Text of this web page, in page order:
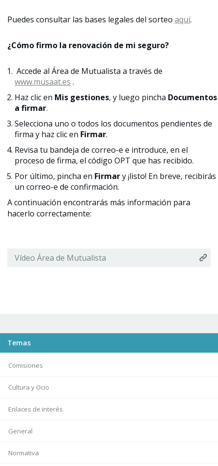
Puedes consultar las bases legales del sorteo aquí.
¿Cómo firmo la renovación de mi seguro?
Accede al Área de Mutualista a través de
www.musaat.es .
Haz clic en Mis gestiones, y luego pincha Documentos
a firmar.
Selecciona uno o todos los documentos pendientes de
firma y haz clic en Firmar.
Revisa tu bandeja de correo-e e introduce, en el
proceso de firma, el código OPT que has recibido.
Por último, pincha en Firmary ¡listo! En breve, recibirás
un correo-e de confirmación.
A continuación encontrarás más información para
hacerlo correctamente:
Vídeo Área de Mutualista
Temas
Comisiones
Cultura y Ocio
Enlaces de interés
General
Normativa